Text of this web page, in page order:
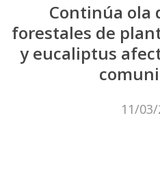
Continúa ola
forestales de
y eucaliptus
11/